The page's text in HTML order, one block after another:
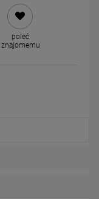
DO KOSZYKA
poleć
znajomemu